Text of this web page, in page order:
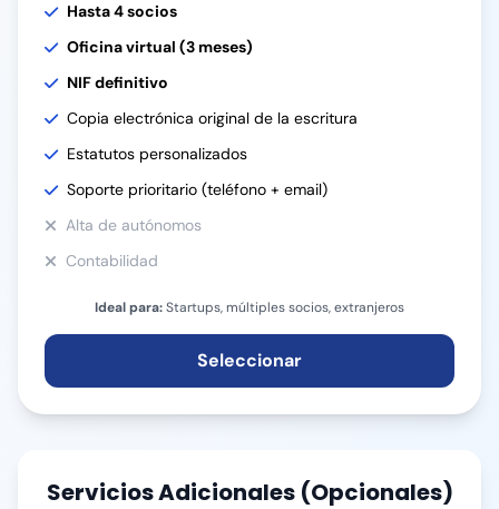
Hasta 4 socios
Oficina virtual (3 meses)
NIF definitivo
Copia electrónica original de la escritura
Estatutos personalizados
Soporte prioritario (teléfono + email)
Alta de autónomos
Contabilidad
Ideal para:Startups, múltiples socios, extranjeros
Seleccionar
Servicios Adicionales (Opcionales)